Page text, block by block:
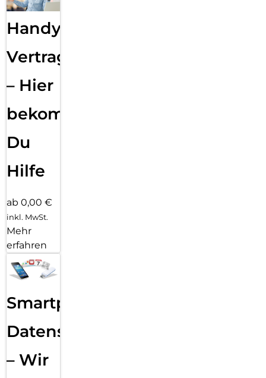
Handy
Vertragsabwicklung
– Hier
bekommst
Du
Hilfe
ab 0,00 €
inkl. MwSt.
Mehr
erfahren
Smartphone
Datensicherung
– Wir